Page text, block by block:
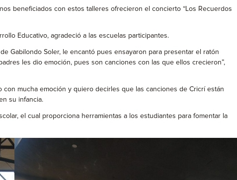
beneficiados con estos talleres ofrecieron el concierto “Los Recuerdos
Educativo, agradeció a las escuelas participantes.
Gabilondo Soler, le encantó pues ensayaron para presentar el ratón
les dio emoción, pues son canciones con las que ellos crecieron”,
mucha emoción y quiero decirles que las canciones de Cricrí están
su infancia.
el cual proporciona herramientas a los estudiantes para fomentar la